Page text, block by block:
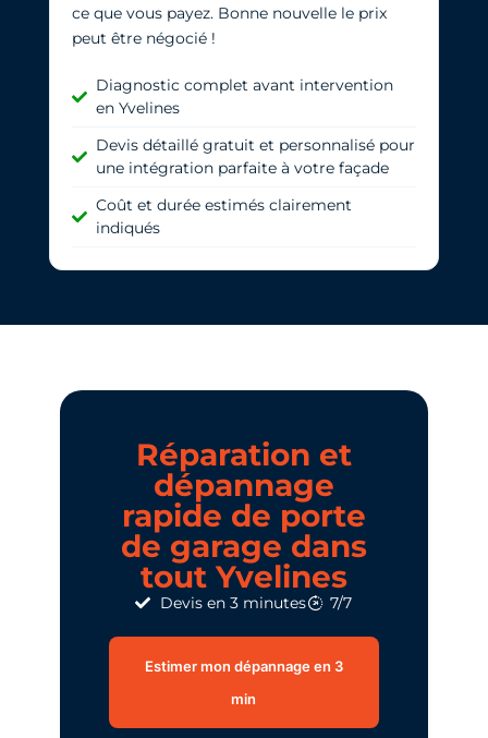
ce que vous payez. Bonne nouvelle le prix
peut être négocié !
Diagnostic complet avant intervention
en Yvelines
Devis détaillé gratuit et personnalisé pour
une intégration parfaite à votre façade
Coût et durée estimés clairement
indiqués
Réparation et
dépannage
rapide de porte
de garage dans
tout Yvelines​
Devis en 3 minutes 7/7
Estimer mon dépannage en 3
min